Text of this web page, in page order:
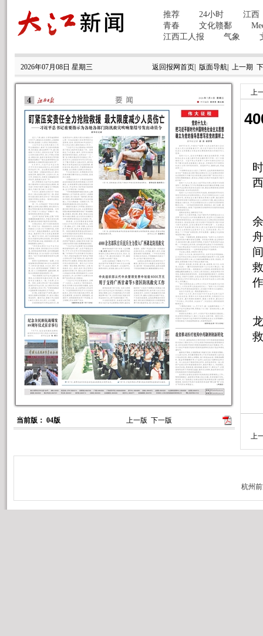
2026年07月08日 星期三 返回报网首页| 版面导航| 上一期
当前版： 04版 上一版 下一版
上
上